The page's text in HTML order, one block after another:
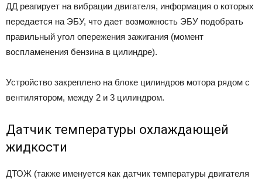
ДД реагирует на вибрации двигателя, информация о которых
передается на ЭБУ, что дает возможность ЭБУ подобрать
правильный угол опережения зажигания (момент
воспламенения бензина в цилиндре).
Устройство закреплено на блоке цилиндров мотора рядом с
вентилятором, между 2 и 3 цилиндром.
Датчик температуры охлаждающей
жидкости
ДТОЖ (также именуется как датчик температуры двигателя